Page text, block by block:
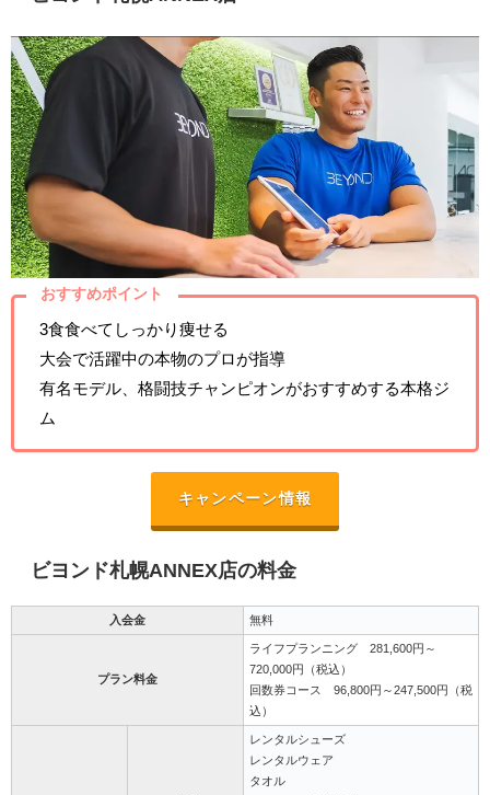
おすすめポイント
3食食べてしっかり痩せる
大会で活躍中の本物のプロが指導
有名モデル、格闘技チャンピオンがおすすめする本格ジ
ム
キャンペーン情報
ビヨンド札幌ANNEX店の料金
入会金 無料
プラン料金
ライフプランニング 281,600円～
720,000円（税込）
回数券コース 96,800円～247,500円（税
込）
レンタルシューズ
レンタルウェア
タオル